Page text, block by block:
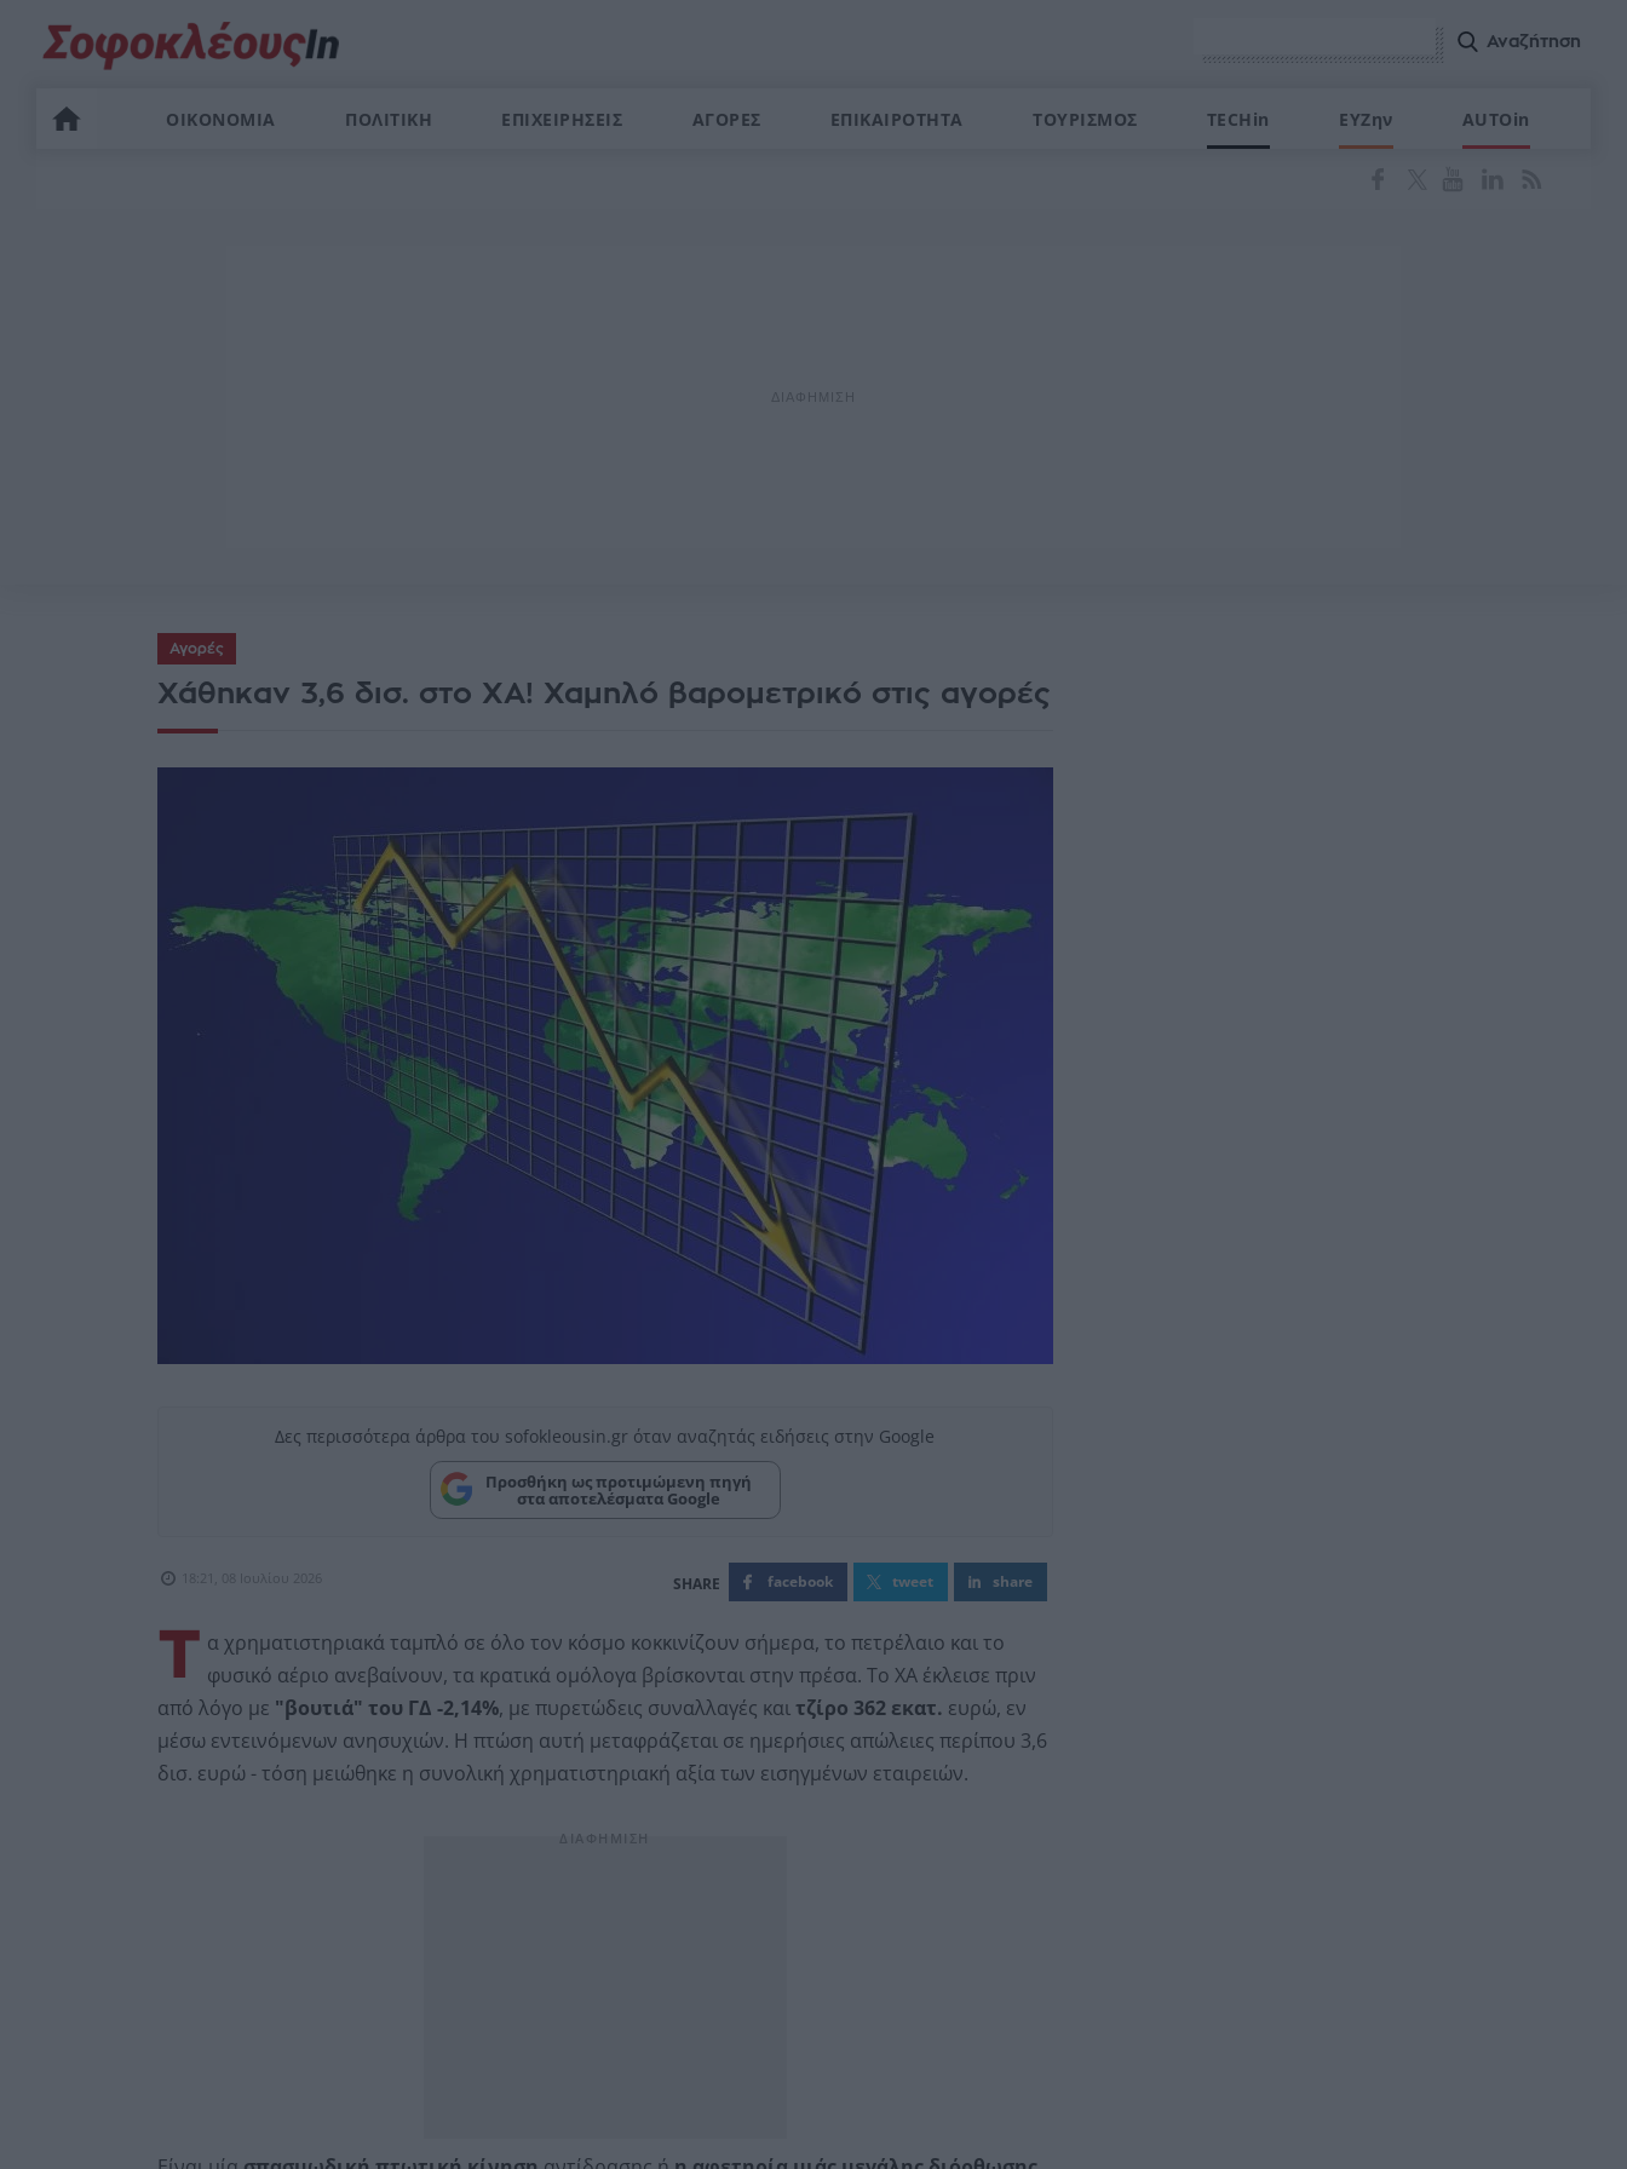
ΟΙΚΟΝΟΜΙΑ ΠΟΛΙΤΙΚΗ ΕΠΙΧΕΙΡΗΣΕΙΣ ΑΓΟΡΕΣ ΕΠΙΚΑΙΡΟΤΗΤΑ ΤΟΥΡΙΣΜΟΣ TECHin ΕΥΖην AUTOin
Αγορές
Χάθηκαν 3,6 δισ. στο ΧΑ! Χαμηλό βαρομετρικό στις αγορές
Δες περισσότερα άρθρα του sofokleousin.gr όταν αναζητάς ειδήσεις στην Google
Προσθήκη ως προτιμώμενη πηγή
στα αποτελέσματα Google
18:21, 08 Ιουλίου 2026 facebook tweet share
Τ α χρηματιστηριακά ταμπλό σε όλο τον κόσμο κοκκινίζουν σήμερα, το πετρέλαιο και το
φυσικό αέριο ανεβαίνουν, τα κρατικά ομόλογα βρίσκονται στην πρέσα. Το ΧΑ έκλεισε πριν
από λόγο με "βουτιά" του ΓΔ -2,14%, με πυρετώδεις συναλλαγές καιτζίρο 362 εκατ. ευρώ, εν
μέσω εντεινόμενων ανησυχιών. Η πτώση αυτή μεταφράζεται σε ημερήσιες απώλειες περίπου 3,6
δισ. ευρώ - τόση μειώθηκε η συνολική χρηματιστηριακή αξία των εισηγμένων εταιρειών.